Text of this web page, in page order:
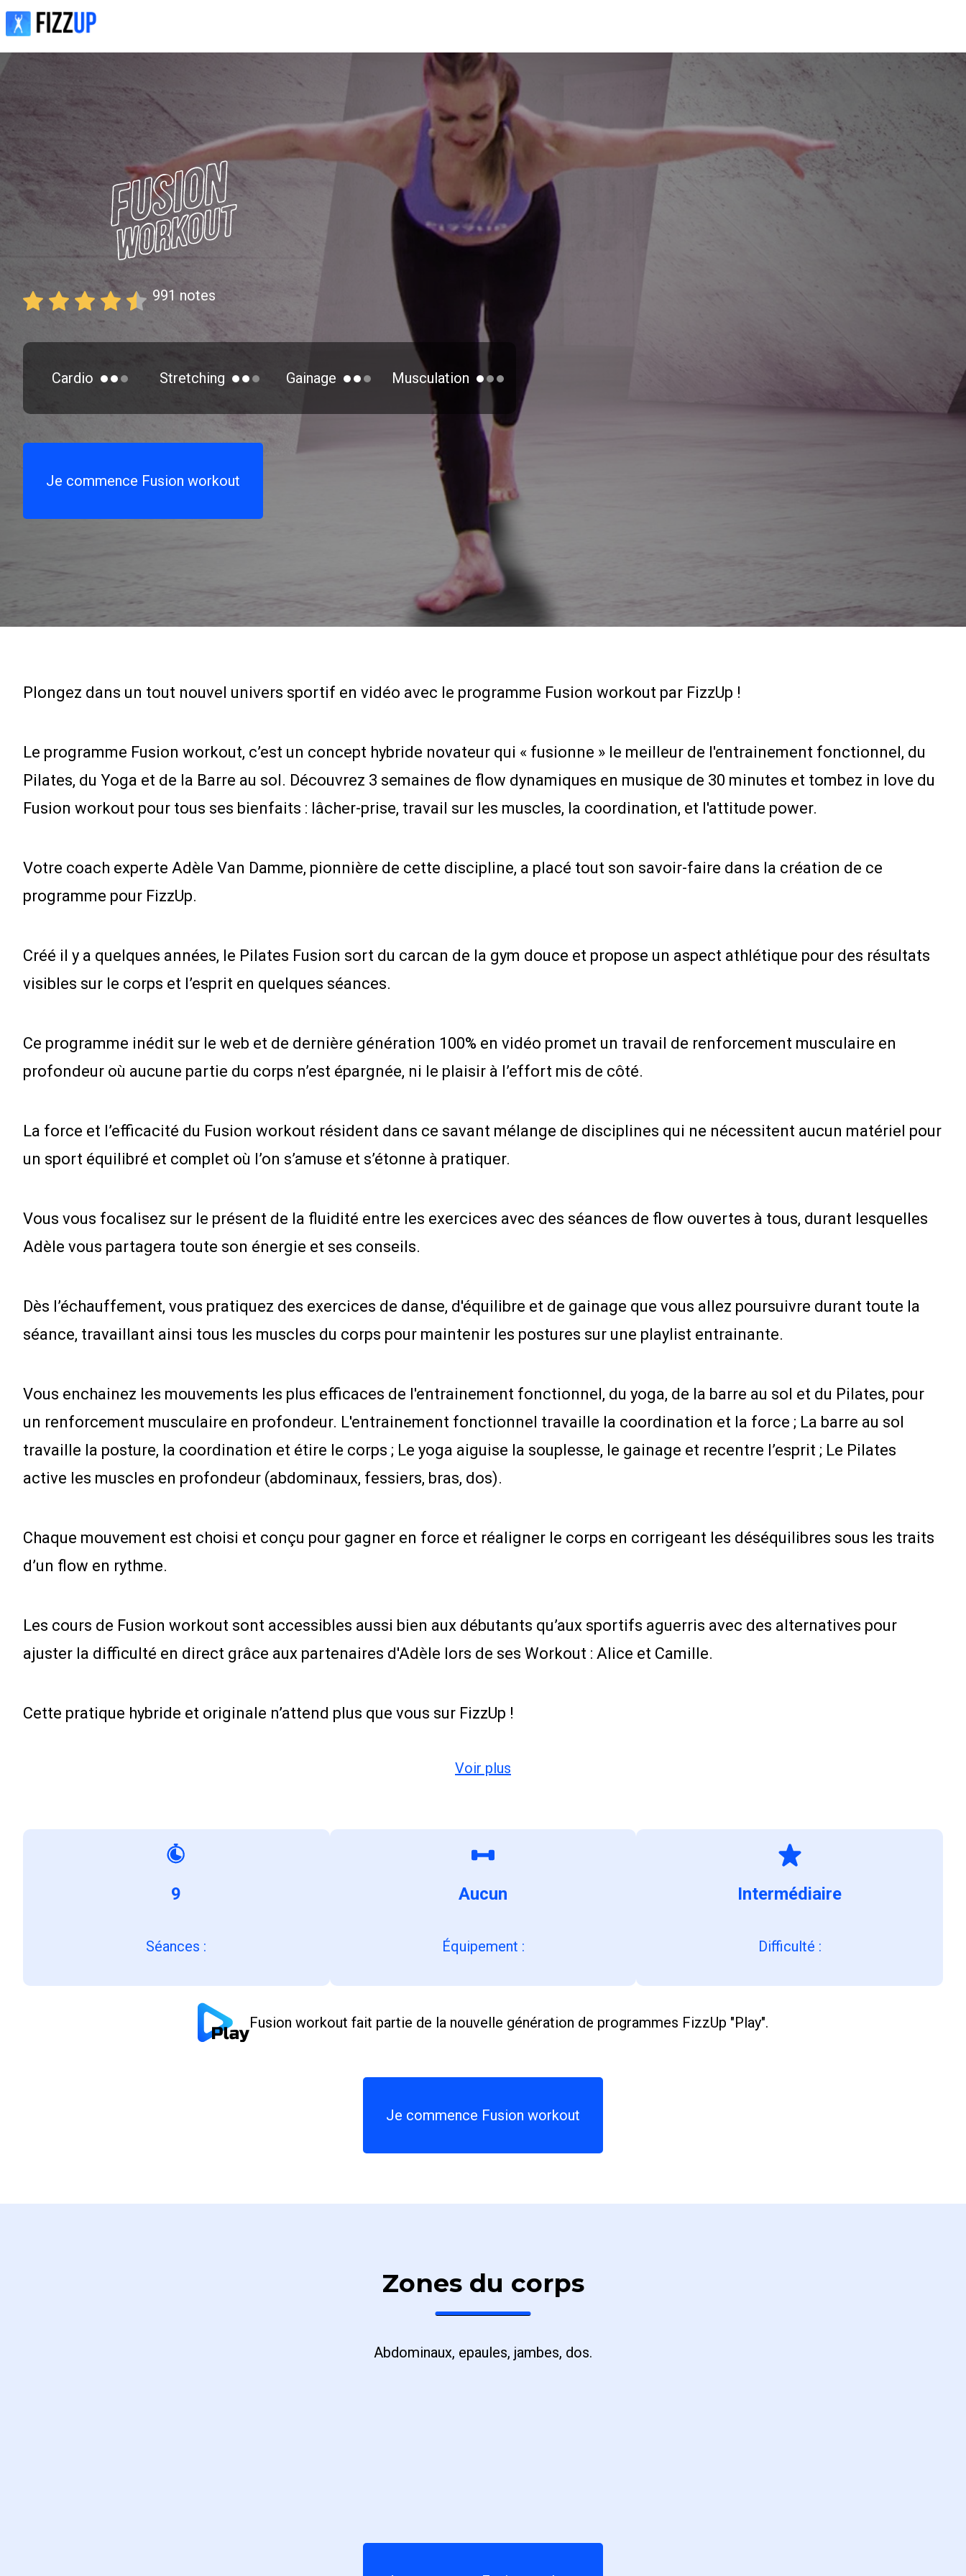
991 notes
Cardio Stretching Gainage Musculation
Je commence Fusion workout
Plongez dans un tout nouvel univers sportif en vidéo avec le programme Fusion workout par FizzUp !
Le programme Fusion workout, c’est un concept hybride novateur qui « fusionne » le meilleur de l'entrainement fonctionnel, du
Pilates, du Yoga et de la Barre au sol. Découvrez 3 semaines de flow dynamiques en musique de 30 minutes et tombez in love du
Fusion workout pour tous ses bienfaits : lâcher-prise, travail sur les muscles, la coordination, et l'attitude power.
Votre coach experte Adèle Van Damme, pionnière de cette discipline, a placé tout son savoir-faire dans la création de ce
programme pour FizzUp.
Créé il y a quelques années, le Pilates Fusion sort du carcan de la gym douce et propose un aspect athlétique pour des résultats
visibles sur le corps et l’esprit en quelques séances.
Ce programme inédit sur le web et de dernière génération 100% en vidéo promet un travail de renforcement musculaire en
profondeur où aucune partie du corps n’est épargnée, ni le plaisir à l’effort mis de côté.
La force et l’efficacité du Fusion workout résident dans ce savant mélange de disciplines qui ne nécessitent aucun matériel pour
un sport équilibré et complet où l’on s’amuse et s’étonne à pratiquer.
Vous vous focalisez sur le présent de la fluidité entre les exercices avec des séances de flow ouvertes à tous, durant lesquelles
Adèle vous partagera toute son énergie et ses conseils.
Dès l’échauffement, vous pratiquez des exercices de danse, d'équilibre et de gainage que vous allez poursuivre durant toute la
séance, travaillant ainsi tous les muscles du corps pour maintenir les postures sur une playlist entrainante.
Vous enchainez les mouvements les plus efficaces de l'entrainement fonctionnel, du yoga, de la barre au sol et du Pilates, pour
un renforcement musculaire en profondeur. L'entrainement fonctionnel travaille la coordination et la force ; La barre au sol
travaille la posture, la coordination et étire le corps ; Le yoga aiguise la souplesse, le gainage et recentre l’esprit ; Le Pilates
active les muscles en profondeur (abdominaux, fessiers, bras, dos).
Chaque mouvement est choisi et conçu pour gagner en force et réaligner le corps en corrigeant les déséquilibres sous les traits
d’un flow en rythme.
Les cours de Fusion workout sont accessibles aussi bien aux débutants qu’aux sportifs aguerris avec des alternatives pour
ajuster la difficulté en direct grâce aux partenaires d'Adèle lors de ses Workout : Alice et Camille.
Cette pratique hybride et originale n’attend plus que vous sur FizzUp !
Voir plus
9
Séances :
Aucun
Équipement :
Intermédiaire
Difficulté :
Fusion workout fait partie de la nouvelle génération de programmes FizzUp "Play".
Je commence Fusion workout
Zones du corps
Abdominaux, epaules, jambes, dos.